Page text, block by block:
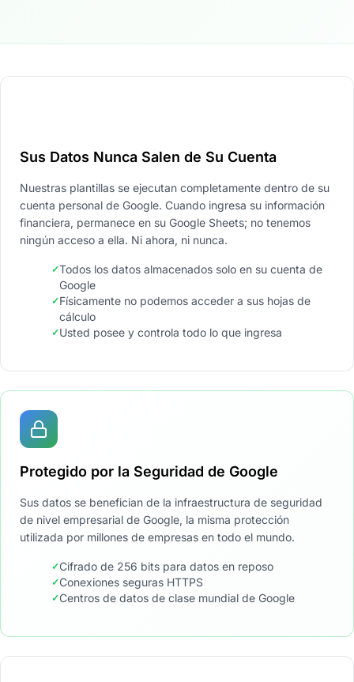
Sus Datos Nunca Salen de Su Cuenta
Nuestras plantillas se ejecutan completamente dentro de su
cuenta personal de Google. Cuando ingresa su información
financiera, permanece en su Google Sheets; no tenemos
ningún acceso a ella. Ni ahora, ni nunca.
Todos los datos almacenados solo en su cuenta de
Google
Físicamente no podemos acceder a sus hojas de
cálculo
Usted posee y controla todo lo que ingresa
Protegido por la Seguridad de Google
Sus datos se benefician de la infraestructura de seguridad
de nivel empresarial de Google, la misma protección
utilizada por millones de empresas en todo el mundo.
Cifrado de 256 bits para datos en reposo
Conexiones seguras HTTPS
Centros de datos de clase mundial de Google